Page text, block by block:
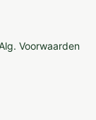
Voorwaarden